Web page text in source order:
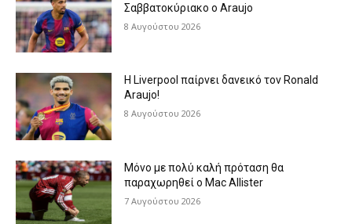
Σαββατοκύριακο ο Araujo
8 Αυγούστου 2026
Η Liverpool παίρνει δανεικό τον Ronald
Araujo!
8 Αυγούστου 2026
Μόνο με πολύ καλή πρόταση θα
παραχωρηθεί ο Mac Allister
7 Αυγούστου 2026